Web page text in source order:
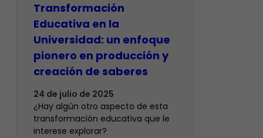
Transformación
Educativa en la
Universidad: un enfoque
pionero en producción y
creación de saberes
24 de julio de 2025
¿Hay algún otro aspecto de esta
transformación educativa que le
interese explorar?